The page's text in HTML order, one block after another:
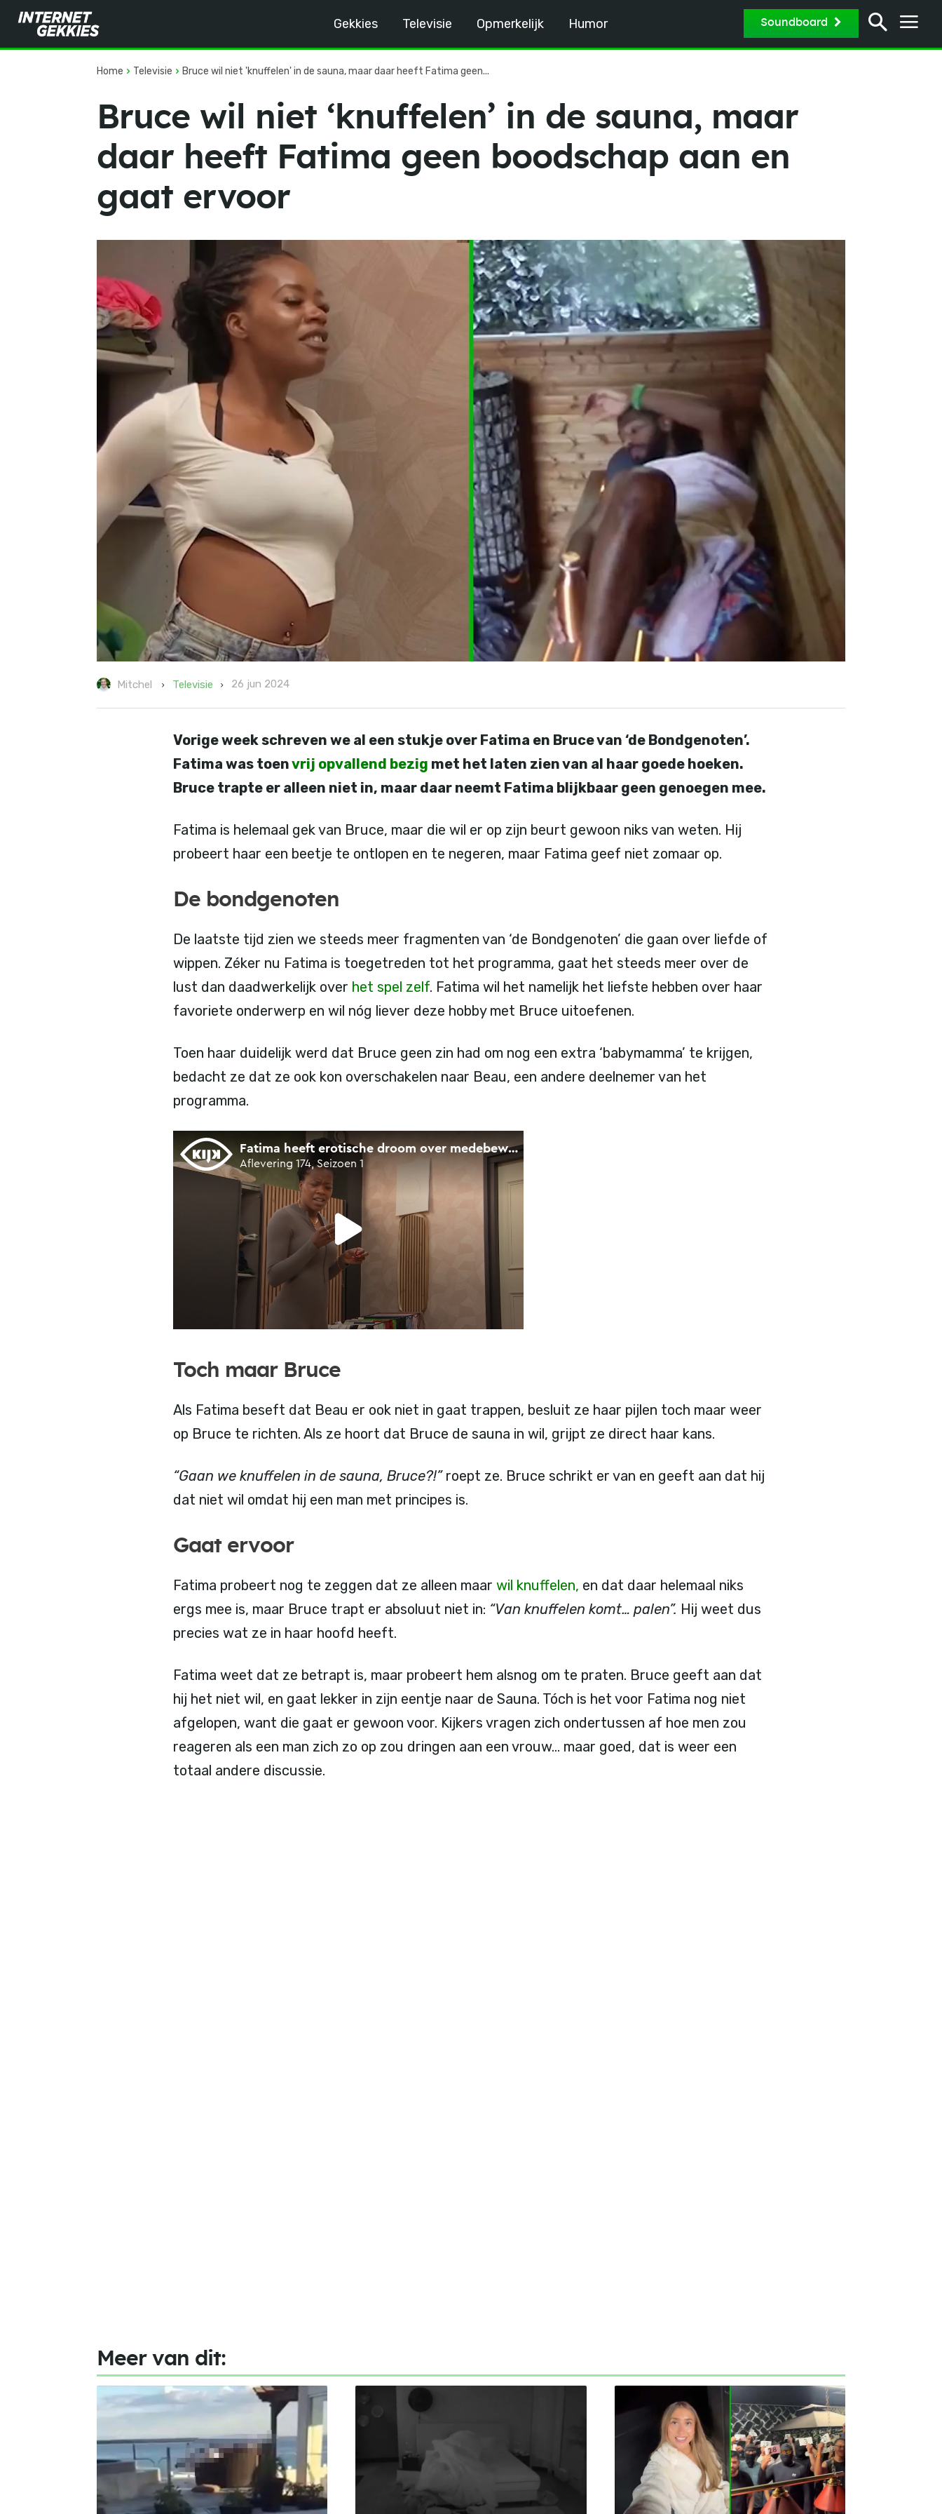
Gekkies Televisie Opmerkelijk Humor Soundboard
Home Televisie Bruce wil niet 'knuffelen' in de sauna, maar daar heeft Fatima geen...
Bruce wil niet ‘knuffelen’ in de sauna, maar
daar heeft Fatima geen boodschap aan en
gaat ervoor
Mitchel Televisie 26 jun 2024
Vorige week schreven we al een stukje over Fatima en Bruce van ‘de Bondgenoten’.
Fatima was toenvrij opvallend bezig met het laten zien van al haar goede hoeken.
Bruce trapte er alleen niet in, maar daar neemt Fatima blijkbaar geen genoegen mee.
Fatima is helemaal gek van Bruce, maar die wil er op zijn beurt gewoon niks van weten. Hij
probeert haar een beetje te ontlopen en te negeren, maar Fatima geef niet zomaar op.
De bondgenoten
De laatste tijd zien we steeds meer fragmenten van ‘de Bondgenoten’ die gaan over liefde of
wippen. Zéker nu Fatima is toegetreden tot het programma, gaat het steeds meer over de
lust dan daadwerkelijk over het spel zelf. Fatima wil het namelijk het liefste hebben over haar
favoriete onderwerp en wil nóg liever deze hobby met Bruce uitoefenen.
Toen haar duidelijk werd dat Bruce geen zin had om nog een extra ‘babymamma’ te krijgen,
bedacht ze dat ze ook kon overschakelen naar Beau, een andere deelnemer van het
programma.
Toch maar Bruce
Als Fatima beseft dat Beau er ook niet in gaat trappen, besluit ze haar pijlen toch maar weer
op Bruce te richten. Als ze hoort dat Bruce de sauna in wil, grijpt ze direct haar kans.
“Gaan we knuffelen in de sauna, Bruce?!” roept ze. Bruce schrikt er van en geeft aan dat hij
dat niet wil omdat hij een man met principes is.
Gaat ervoor
Fatima probeert nog te zeggen dat ze alleen maar wil knuffelen, en dat daar helemaal niks
ergs mee is, maar Bruce trapt er absoluut niet in: “Van knuffelen komt… palen”. Hij weet dus
precies wat ze in haar hoofd heeft.
Fatima weet dat ze betrapt is, maar probeert hem alsnog om te praten. Bruce geeft aan dat
hij het niet wil, en gaat lekker in zijn eentje naar de Sauna. Tóch is het voor Fatima nog niet
afgelopen, want die gaat er gewoon voor. Kijkers vragen zich ondertussen af hoe men zou
reageren als een man zich zo op zou dringen aan een vrouw… maar goed, dat is weer een
totaal andere discussie.
Meer van dit: